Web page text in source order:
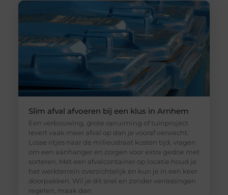
Slim afval afvoeren bij een klus in Arnhem
Een verbouwing, grote opruiming of tuinproject
levert vaak meer afval op dan je vooraf verwacht.
Losse ritjes naar de milieustraat kosten tijd, vragen
om een aanhanger en zorgen voor extra gedoe met
sorteren. Met een afvalcontainer op locatie houd je
het werkterrein overzichtelijk en kun je in een keer
doorpakken. Wil je dit snel en zonder verrassingen
regelen, maak dan